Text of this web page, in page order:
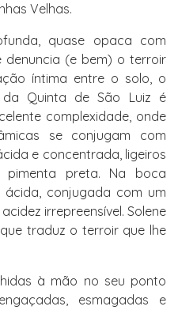
Velhas.
quase opaca com
denuncia (e bem) o terroir
íntima entre o solo, o
Quinta de São Luiz é
complexidade, onde
se conjugam com
e concentrada, ligeiros
preta. Na boca
conjugada com um
irrepreensível. Solene
traduz o terroir que lhe
à mão no seu ponto
esmagadas e